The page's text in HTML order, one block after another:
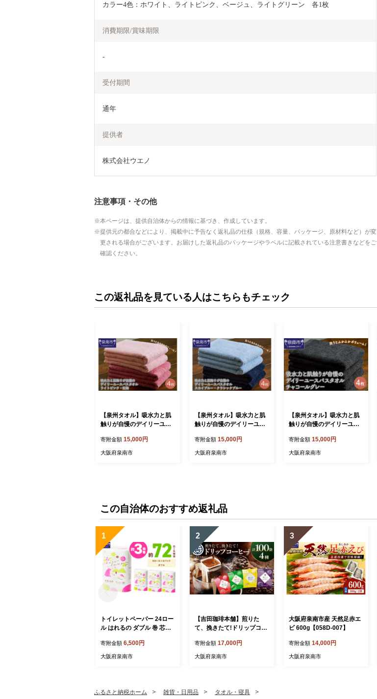
カラー4色：ホワイト、ライトピンク、ベージュ、ライトグリーン　各1枚
消費期限/賞味期限
-
受付期間
通年
提供者
株式会社ウエノ
注意事項・その他
本ページは、提供自治体からの情報に基づき、作成しています。
提供元の都合などにより、掲載中に予告なく返礼品の仕様（規格、容量、パッケージ、原材料など）が変
更される場合がございます。お届けした返礼品のパッケージやラベルに記載されている注意書きなどをご
確認ください。
この返礼品を見ている人はこちらもチェック
【泉州タオル】吸水力と肌
触りが自慢のデイリーユー
ク・紅梅 4枚【配送不可地
域：北海道・沖縄・離島】
寄附金額 15,000円
大阪府泉南市
【泉州タオル】吸水力と肌
触りが自慢のデイリーユー
ー・クラシックブルー 4枚
【配送不可地域：北海道・
寄附金額 15,000円
大阪府泉南市
【泉州タオル】吸水力と肌
触りが自慢のデイリーユー
レー 4枚【配送不可地域：
北海道・沖縄・離島】【03
寄附金額 15,000円
大阪府泉南市
この自治体のおすすめ返礼品
1
トイレットペーパー 24ロー
ル はれるの ダブル 巻 芯な
域：北海道・沖縄】【2026
年8月お届け】【020E-02
寄附金額 6,500円
大阪府泉南市
2
【吉田珈琲本舗】煎りた
て、挽きたて!ドリップコー
4】
寄附金額 17,000円
大阪府泉南市
3
大阪府泉南市産 天然足赤エ
ビ 600g【058D-007】
寄附金額 14,000円
大阪府泉南市
ふるさと納税ホーム 雑貨・日用品 タオル・寝具